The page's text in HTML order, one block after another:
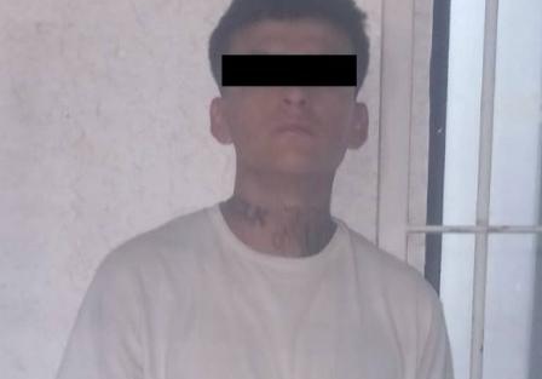
El Cuerpo de Bomberos de León participó con 30
elementos, de los cuales son dos mujeres, todos ellos
competirán en todas las categorías.
En la categoría libre de la carrera vertical, el bombero
Benjamín Caudillo obtuvo el primer lugar y en la
categoría máster de la misma carrera, el bombero Juan
José García, obtuvo el tercer lugar.
Fueron más de mil participantes provenientes de:
Bélgica, Bolivia, Brasil, Croacia, Dinamarca, España,
Francia, Honduras, El Salvador, Dominica, Venezuela,
Panamá, así como de: Tlaxcala, Chihuahua, Guanajuato,
Querétaro, Ciudad de México, Zacatecas, León, Veracruz,
Guadalajara, por mencionar algunos.